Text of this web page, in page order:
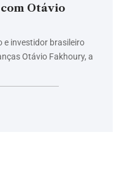
Otávio
e investidor brasileiro
Otávio Fakhoury, a